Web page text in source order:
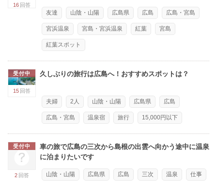
16 回答
友達 山陰・山陽 広島県 広島 広島・宮島
宮浜温泉 宮島・宮浜温泉 紅葉 宮島
紅葉スポット
受付中
15 回答
久しぶりの旅行は広島へ！おすすめスポットは？
夫婦 2人 山陰・山陽 広島県 広島
広島・宮島 温泉宿 旅行 15,000円以下
受付中
2 回答
車の旅で広島の三次から島根の出雲へ向かう途中に温泉
に泊まりたいです
山陰・山陽 広島県 広島 三次 温泉 仕事